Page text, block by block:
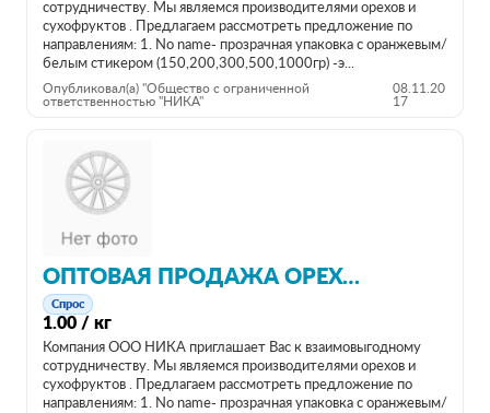
сотрудничеству. Мы являемся производителями орехов и
сухофруктов . Предлагаем рассмотреть предложение по
направлениям: 1. No name- прозрачная упаковка с оранжевым/
белым стикером (150,200,300,500,1000гр) -э...
Опубликовал(а) "Общество с ограниченной
ответственностью "НИКА"
08.11.20
17
ОПТОВАЯ ПРОДАЖА ОРЕХОВ, СУХОФРУКТОВ, ЦУКАТОВ
Спрос
1.00 / кг
Компания ООО НИКА приглашает Вас к взаимовыгодному
сотрудничеству. Мы являемся производителями орехов и
сухофруктов . Предлагаем рассмотреть предложение по
направлениям: 1. No name- прозрачная упаковка с оранжевым/